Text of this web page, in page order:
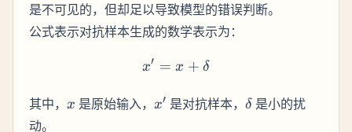
是不可见的，但却足以导致模型的错误判断。
公式表示对抗样本生成的数学表示为：
x' = x + \delta
x′ = x + δ
其中， x
x 是原始输入， x'
x′ 是对抗样本， \delta
δ是小的扰
动。